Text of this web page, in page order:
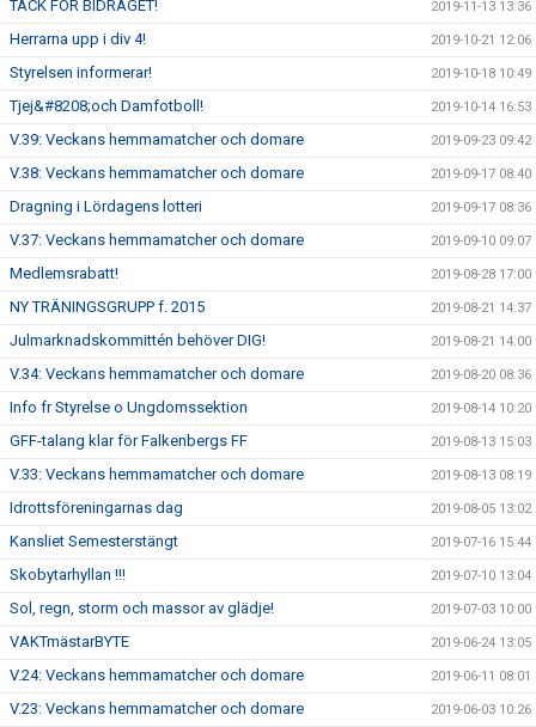
TACK FÖR BIDRAGET! 2019-11-13 13:36
Herrarna upp i div 4! 2019-10-21 12:06
Styrelsen informerar! 2019-10-18 10:49
Tjej&#8208;och Damfotboll! 2019-10-14 16:53
V.39: Veckans hemmamatcher och domare 2019-09-23 09:42
V.38: Veckans hemmamatcher och domare 2019-09-17 08:40
Dragning i Lördagens lotteri 2019-09-17 08:36
V.37: Veckans hemmamatcher och domare 2019-09-10 09:07
Medlemsrabatt! 2019-08-28 17:00
NY TRÄNINGSGRUPP f. 2015 2019-08-21 14:37
Julmarknadskommittén behöver DIG! 2019-08-21 14:00
V.34: Veckans hemmamatcher och domare 2019-08-20 08:36
Info fr Styrelse o Ungdomssektion 2019-08-14 10:20
GFF-talang klar för Falkenbergs FF 2019-08-13 15:03
V.33: Veckans hemmamatcher och domare 2019-08-13 08:19
Idrottsföreningarnas dag 2019-08-05 13:02
Kansliet Semesterstängt 2019-07-16 15:44
Skobytarhyllan !!! 2019-07-10 13:04
Sol, regn, storm och massor av glädje! 2019-07-03 10:00
VAKTmästarBYTE 2019-06-24 13:05
V.24: Veckans hemmamatcher och domare 2019-06-11 08:01
V.23: Veckans hemmamatcher och domare 2019-06-03 10:26